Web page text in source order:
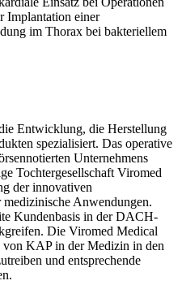
Implantation einer
im Thorax bei bakteriellem
Entwicklung, die Herstellung
spezialisiert. Das operative
Unternehmens
Tochtergesellschaft Viromed
der innovativen
Anwendungen.
Kundenbasis in der DACH-
Die Viromed Medical
KAP in der Medizin in den
und entsprechende